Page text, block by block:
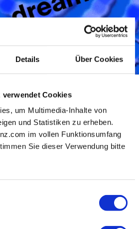
Details Über Cookies
verwendet Cookies
um Multimedia-Inhalte von
und Statistiken zu erheben.
im vollen Funktionsumfang
Sie dieser Verwendung bitte
slug's dream«
resonanzraum oder
à la mode.
Wottke wachsen organisch,